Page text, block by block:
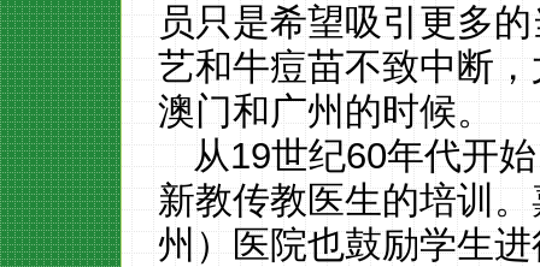
员只是希望吸引更多
艺和牛痘苗不致中断
澳门和广州的时候。
从19世纪60年代开
新教传教医生的培训
州）医院也鼓励学生